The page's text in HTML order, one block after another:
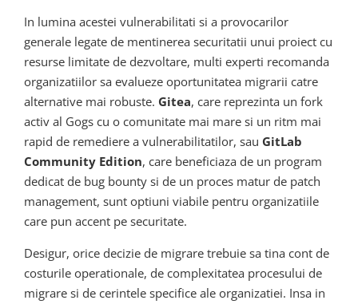
In lumina acestei vulnerabilitati si a provocarilor
generale legate de mentinerea securitatii unui proiect cu
resurse limitate de dezvoltare, multi experti recomanda
organizatiilor sa evalueze oportunitatea migrarii catre
alternative mai robuste. Gitea, care reprezinta un fork
activ al Gogs cu o comunitate mai mare si un ritm mai
rapid de remediere a vulnerabilitatilor, sau GitLab
Community Edition, care beneficiaza de un program
dedicat de bug bounty si de un proces matur de patch
management, sunt optiuni viabile pentru organizatiile
care pun accent pe securitate.
Desigur, orice decizie de migrare trebuie sa tina cont de
costurile operationale, de complexitatea procesului de
migrare si de cerintele specifice ale organizatiei. Insa in